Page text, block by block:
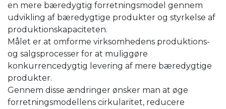
en mere bæredygtig forretningsmodel gennem
udvikling af bæredygtige produkter og styrkelse af
produktionskapaciteten.
Målet er at omforme virksomhedens produktions-
og salgsprocesser for at muliggøre
konkurrencedygtig levering af mere bæredygtige
produkter.
Gennem disse ændringer ønsker man at øge
forretningsmodellens cirkularitet, reducere